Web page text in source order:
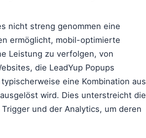
nicht streng genommen eine
ermöglicht, mobil-optimierte
Leistung zu verfolgen, von
die LeadYup Popups
eine Kombination aus
wird. Dies unterstreicht die
und der Analytics, um deren